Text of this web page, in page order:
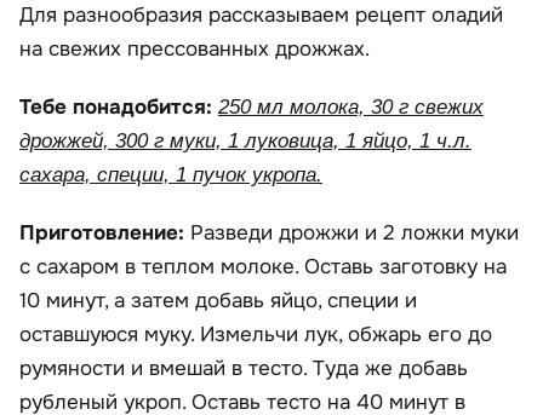
Для разнообразия рассказываем рецепт оладий
на свежих прессованных дрожжах.
Тебе понадобится: 250 мл молока, 30 г свежих
дрожжей, 300 г муки, 1 луковица, 1 яйцо, 1 ч.л.
сахара, специи, 1 пучок укропа.
Приготовление: Разведи дрожжи и 2 ложки муки
с сахаром в теплом молоке. Оставь заготовку на
10 минут, а затем добавь яйцо, специи и
оставшуюся муку. Измельчи лук, обжарь его до
румяности и вмешай в тесто. Туда же добавь
рубленый укроп. Оставь тесто на 40 минут в